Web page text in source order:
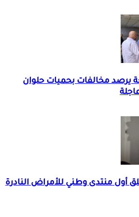
يرصد مخالفات بحميات حلوان
أول منتدى وطني للأمراض النادرة